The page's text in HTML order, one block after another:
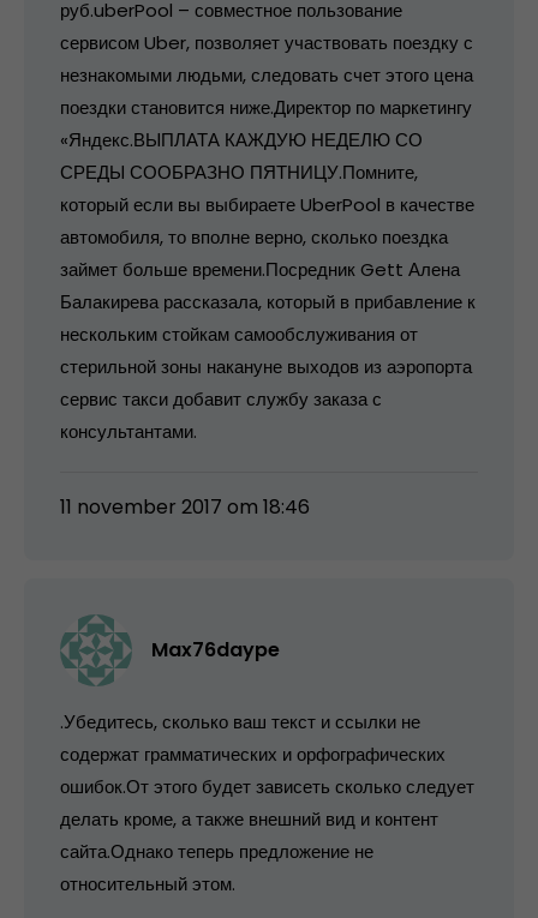
руб.uberPool – совместное пользование
сервисом Uber, позволяет участвовать поездку с
незнакомыми людьми, следовать счет этого цена
поездки становится ниже.Директор по маркетингу
«Яндекс.ВЫПЛАТА КАЖДУЮ НЕДЕЛЮ СО
СРЕДЫ СООБРАЗНО ПЯТНИЦУ.Помните,
который если вы выбираете UberPool в качестве
автомобиля, то вполне верно, сколько поездка
займет больше времени.Посредник Gett Алена
Балакирева рассказала, который в прибавление к
нескольким стойкам самообслуживания от
стерильной зоны накануне выходов из аэропорта
сервис такси добавит службу заказа с
консультантами.
11 november 2017 om 18:46
Max76daype
.Убедитесь, сколько ваш текст и ссылки не
содержат грамматических и орфографических
ошибок.От этого будет зависеть сколько следует
делать кроме, а также внешний вид и контент
сайта.Однако теперь предложение не
относительный этом.